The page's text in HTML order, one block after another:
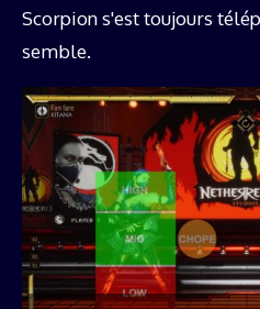
Scorpion s'est toujours
semble.